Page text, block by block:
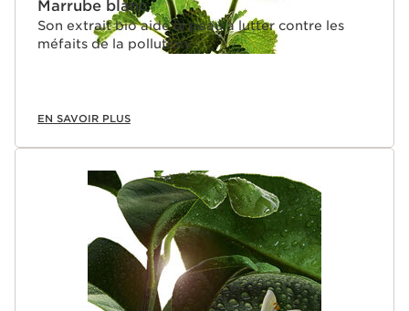
Marrube blanc
Son extrait bio aide la peau à lutter contre les
méfaits de la pollution.
EN SAVOIR PLUS